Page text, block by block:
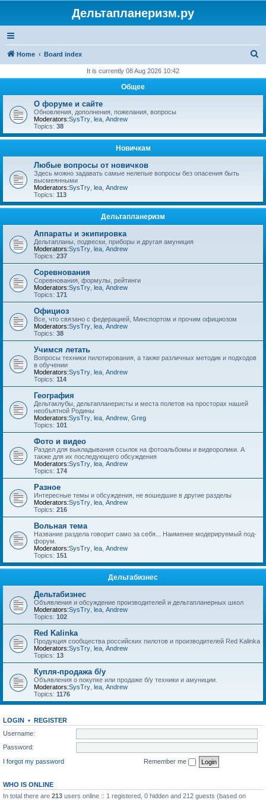
Дельтапланеризм.ру
Home Board index
r
It is currently 08 Aug 2026 10:42
Общее
О форуме и сайте
Обновления, дополнения, пожелания, вопросы
Moderators:SysTry lea Andrew
Topics: 38
Новичкам
Любые вопросы от новичков
Здесь можно задавать самые нелепые вопросы без опасения быть
высмеянными
Moderators:SysTry lea Andrew
Topics: 113
Дельтапланеризм
Аппараты и экипировка
Дельтапланы, подвески, приборы и другая амуниция
Moderators:SysTry lea Andrew
Topics: 237
Соревнования
Соревнования, формулы, рейтинги
Moderators:SysTry lea Andrew
Topics: 171
Официоз
Все, что связано с федерацией, Минспортом и прочим официозом
Moderators:SysTry lea Andrew
Topics: 38
Учимся летать
Вопросы техники пилотирования, а также различных методик и подходов
в обучении
Moderators:SysTry lea Andrew
Topics: 114
География
Дельтаклубы, дельтапланеристы и места полетов на просторах нашей
необъятной Родины
Moderators:SysTry lea Andrew Greg
Topics: 101
Фото и видео
Раздел для выкладывания ссылок на фотоальбомы и видеоролики. А
также для их последующего обсуждения
Moderators:SysTry lea Andrew
Topics: 174
Разное
Интересные темы и обсуждения, не вошедшие в другие разделы
Moderators:SysTry lea Andrew
Topics: 216
Вольная тема
Название раздела говорит само за себя... Наименее модерируемый под-
форум.
Moderators:SysTry lea Andrew
Topics: 151
Дельтабизнес
Дельтабизнес
Объявления и обсуждение производителей и дельтапланерных школ
Moderators:SysTry lea Andrew
Topics: 102
Red Kalinka
Продукция сообщества российских пилотов и производителей Red Kalinka
Moderators:SysTry lea Andrew
Topics: 13
Купля-продажа б/у
Объявления о покупке или продаже б/у техники и амуниции.
Moderators:SysTry lea Andrew
Topics: 1176
LOGIN • REGISTER
Username:
Password:
I forgot my password
Remember me
WHO IS ONLINE
In total there are 213 users online :: 1 registered, 0 hidden and 212 guests (based on